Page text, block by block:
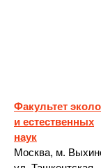
Факультет
и естественных
наук
Москва, м.